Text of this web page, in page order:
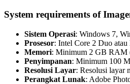
System requirements of
Sistem Operasi: Windows 7,
Prosesor: Intel Core 2 Duo atau
Memori: Minimum 2 GB RAM
Penyimpanan: Minimum 100
Resolusi Layar: Resolusi layar
Perangkat Lunak: Adobe